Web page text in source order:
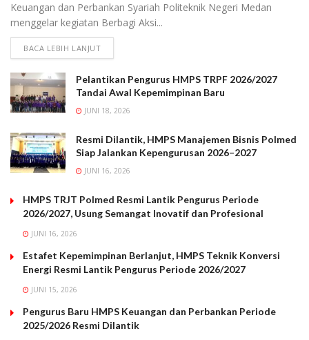
Keuangan dan Perbankan Syariah Politeknik Negeri Medan
menggelar kegiatan Berbagi Aksi...
BACA LEBIH LANJUT
Pelantikan Pengurus HMPS TRPF 2026/2027
Tandai Awal Kepemimpinan Baru
JUNI 18, 2026
Resmi Dilantik, HMPS Manajemen Bisnis Polmed
Siap Jalankan Kepengurusan 2026–2027
JUNI 16, 2026
HMPS TRJT Polmed Resmi Lantik Pengurus Periode
2026/2027, Usung Semangat Inovatif dan Profesional
JUNI 16, 2026
Estafet Kepemimpinan Berlanjut, HMPS Teknik Konversi
Energi Resmi Lantik Pengurus Periode 2026/2027
JUNI 15, 2026
Pengurus Baru HMPS Keuangan dan Perbankan Periode
2025/2026 Resmi Dilantik